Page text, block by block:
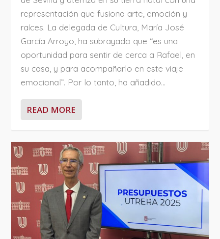
representación que fusiona arte, emoción y
raíces. La delegada de Cultura, María José
García Arroyo, ha subrayado que “es una
oportunidad para sentir de cerca a Rafael, en
su casa, y para acompañarlo en este viaje
emocional”. Por lo tanto, ha añadido...
READ MORE